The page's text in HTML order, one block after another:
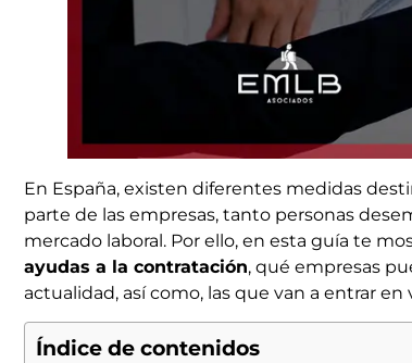
En España, existen diferentes medidas
parte de las empresas, tanto personas
mercado laboral. Por ello, en esta guía te
ayudas a la contratación, qué empresas
actualidad, así como, las que van a entrar en
Índice de contenidos